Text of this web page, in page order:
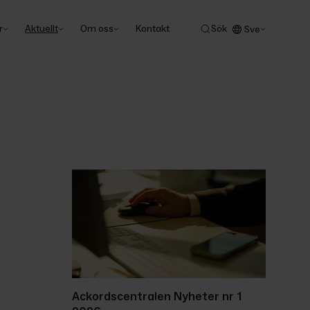
Aktuellt Om oss Kontakt Sök Sve
Ackordscentralen Nyheter nr 1